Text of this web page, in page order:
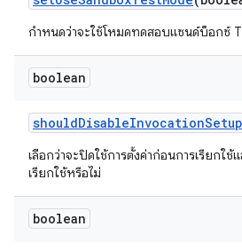
กำหนดว่าจะใช้โหมดทดสอบแซนด์บ็อกซ์
boolean
shouldDisableInvocationSetup
เลือกว่าจะปิดใช้การตั้งค่าก่อนการเรียกใช้
เรียกใช้หรือไม่
boolean